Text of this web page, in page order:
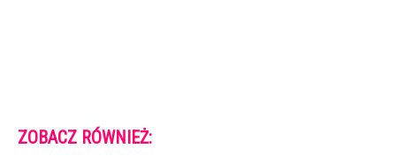
ZOBACZ RÓWNIEŻ: